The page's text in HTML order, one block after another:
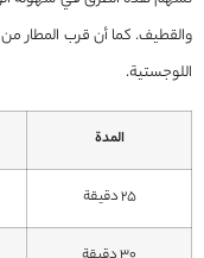
والقطيف. كما أن قرب المطار
اللوجستية.
المدة
25 دقيقة